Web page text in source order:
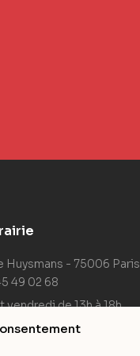
Huysmans - 75006 Paris
49 02 68
vendredi de 13h à 18h
au jeudi de 10h à 18h